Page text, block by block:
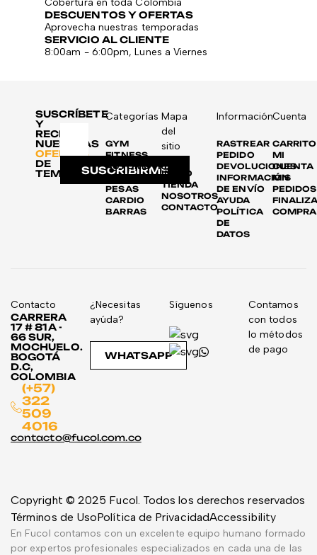
Cobertura en toda Colombia
DESCUENTOS Y OFERTAS
Aprovecha nuestras temporadas
SERVICIO AL CLIENTE
8:00am - 6:00pm, Lunes a Viernes
SUSCRÍBETE
Y
RECIBE
NUESTRAS
OFERTAS
DE
TEMPORADASUSCRIBIRME
Categorías
GYM
FITNESS
AUTOMOTRIZ
DISCOS
PESAS
CARDIO
BARRAS
Mapa
del
sitio
INICIO
TIENDA
NOSOTROS
CONTACTO
Información
RASTREAR
PEDIDO
DEVOLUCIONES
INFORMACIÓN
DE ENVÍO
AYUDA
POLÍTICA
DE
DATOS
Cuenta
CARRITO
MI
CUENTA
MIS
PEDIDOS
COMPRA
Contacto
CARRERA
17 # 81A -
66 SUR,
MOCHUELO.
BOGOTÁ
D.C,
COLOMBIA
(+57)
322
509
4016
contacto@fucol.com.co
¿Necesitas
ayúda?
WHATSAPP
Síguenos
Contamos
con todos
lo métodos
de pago
Copyright © 2025 Fucol. Todos los derechos reservados
Términos de UsoPolítica de PrivacidadAccessibility
En Fucol contamos con un excelente equipo humano formado
por expertos profesionales especializados en cada una de las